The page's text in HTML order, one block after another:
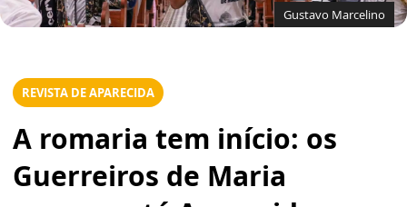
Gustavo Marcelino
REVISTA DE APARECIDA
A romaria tem início: os
Guerreiros de Maria